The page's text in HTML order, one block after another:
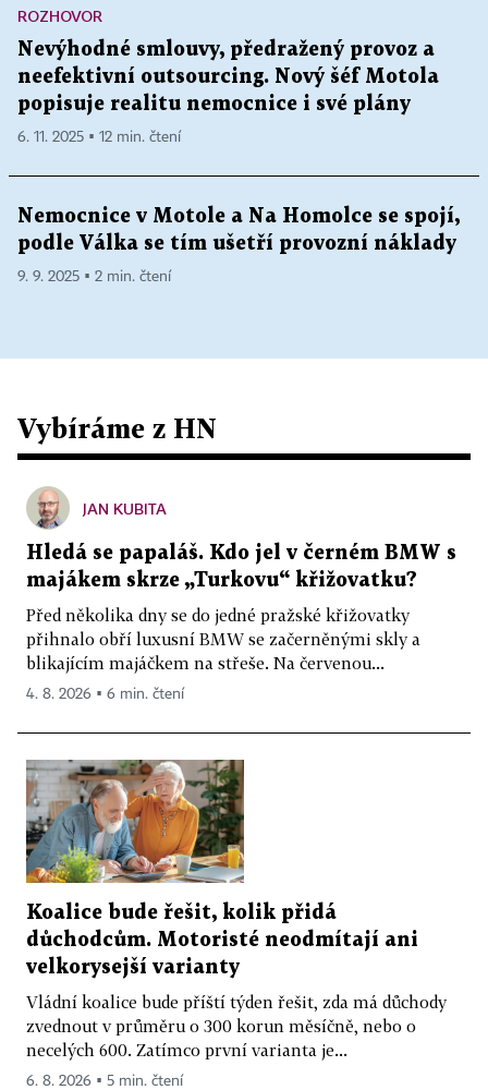
ROZHOVOR
Nevýhodné smlouvy, předražený provoz a
neefektivní outsourcing. Nový šéf Motola
popisuje realitu nemocnice i své plány
6. 11. 2025 ▪ 12 min. čtení
Nemocnice v Motole a Na Homolce se spojí,
podle Válka se tím ušetří provozní náklady
9. 9. 2025 ▪ 2 min. čtení
Vybíráme z HN
JAN KUBITA
Hledá se papaláš. Kdo jel v černém BMW s
majákem skrze „Turkovu“ křižovatku?
Před několika dny se do jedné pražské křižovatky
přihnalo obří luxusní BMW se začerněnými skly a
blikajícím majáčkem na střeše. Na červenou...
4. 8. 2026 ▪ 6 min. čtení
Koalice bude řešit, kolik přidá
důchodcům. Motoristé neodmítají ani
velkorysejší varianty
Vládní koalice bude příští týden řešit, zda má důchody
zvednout v průměru o 300 korun měsíčně, nebo o
necelých 600. Zatímco první varianta je...
6. 8. 2026 ▪ 5 min. čtení